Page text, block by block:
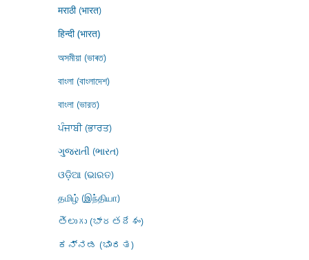
मराठी (भारत)
हिन्दी (भारत)
অসমীয়া (ভাৰত)
বাংলা (বাংলাদেশ)
বাংলা (ভারত)
ਪੰਜਾਬੀ (ਭਾਰਤ)
ગુજરાતી (ભારત)
ଓଡ଼ିଆ (ଭାରତ)
தமிழ் (இந்தியா)
తెలుగు (భారతదేశం)
ಕನ್ನಡ (ಭಾರತ)